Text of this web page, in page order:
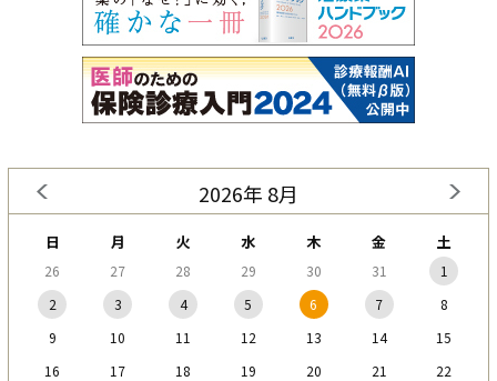
2026年 8月
日 月 火 水 木 金 土
26 27 28 29 30 31
1
2
3 4 5 6 7
8
9
10 11 12 13 14
15
16
17 18 19 20 21
22